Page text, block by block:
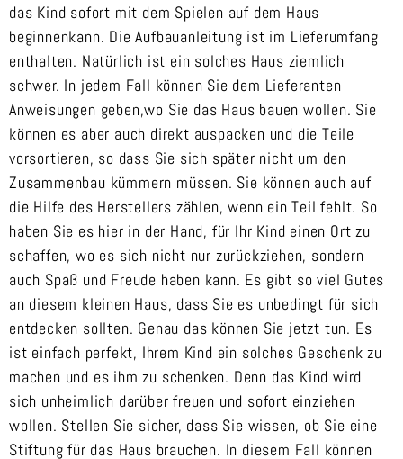
das Kind sofort mit dem Spielen auf dem Haus
beginnenkann. Die Aufbauanleitung ist im Lieferumfang
enthalten. Natürlich ist ein solches Haus ziemlich
schwer. In jedem Fall können Sie dem Lieferanten
Anweisungen geben,wo Sie das Haus bauen wollen. Sie
können es aber auch direkt auspacken und die Teile
vorsortieren, so dass Sie sich später nicht um den
Zusammenbau kümmern müssen. Sie können auch auf
die Hilfe des Herstellers zählen, wenn ein Teil fehlt. So
haben Sie es hier in der Hand, für Ihr Kind einen Ort zu
schaffen, wo es sich nicht nur zurückziehen, sondern
auch Spaß und Freude haben kann. Es gibt so viel Gutes
an diesem kleinen Haus, dass Sie es unbedingt für sich
entdecken sollten. Genau das können Sie jetzt tun. Es
ist einfach perfekt, Ihrem Kind ein solches Geschenk zu
machen und es ihm zu schenken. Denn das Kind wird
sich unheimlich darüber freuen und sofort einziehen
wollen. Stellen Sie sicher, dass Sie wissen, ob Sie eine
Stiftung für das Haus brauchen. In diesem Fall können